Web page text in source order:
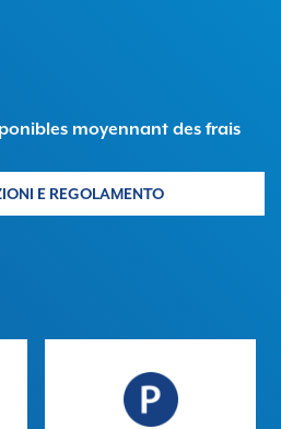
moyennant des frais
E REGOLAMENTO